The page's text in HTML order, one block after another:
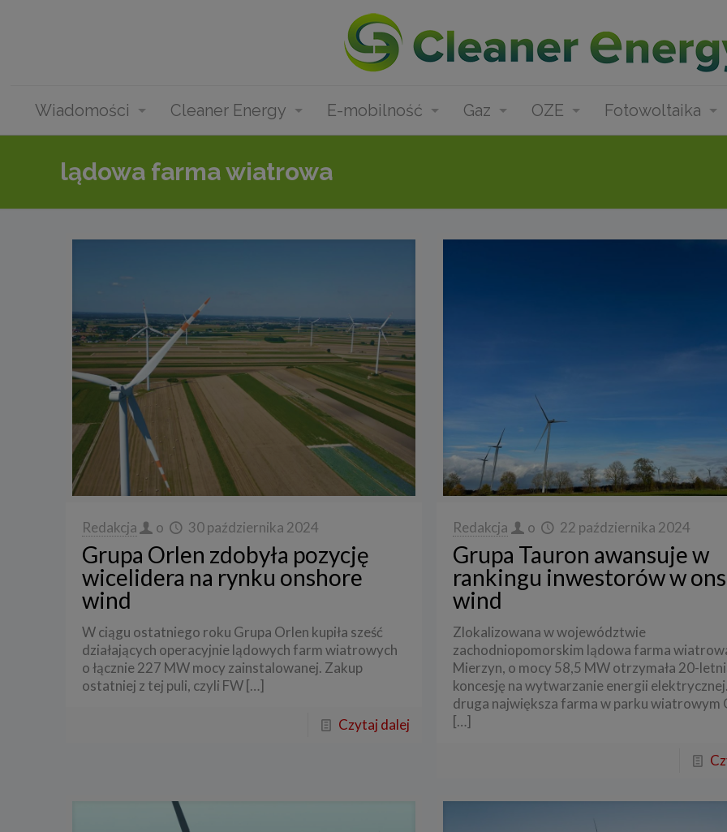
Wiadomości Cleaner Energy E-mobilność Gaz OZE Fotowoltaika
lądowa farma wiatrowa
Redakcja o 30 października 2024
Grupa Orlen zdobyła pozycję
wicelidera na rynku onshore
wind
W ciągu ostatniego roku Grupa Orlen kupiła sześć
działających operacyjnie lądowych farm wiatrowych
o łącznie 227 MW mocy zainstalowanej. Zakup
ostatniej z tej puli, czyli FW[…]
Czytaj dalej
Redakcja o 22 października 2024
Grupa Tauron awansuje w
rankingu inwestorów w
wind
Zlokalizowana w województwie
zachodniopomorskim lądowa farma
Mierzyn, o mocy 58,5 MW otrzymała 20-
koncesję na wytwarzanie energii
druga największa farma w parku wiatrowym
[…]